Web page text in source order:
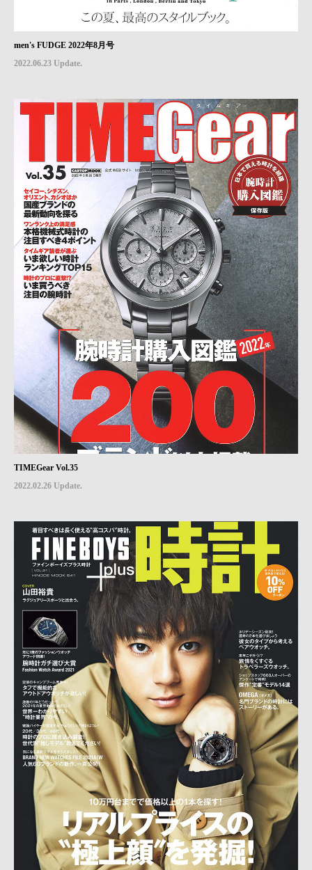
men's FUDGE 2022年8月号
2022.06.23 Update.
TIMEGear Vol.35
2022.02.26 Update.